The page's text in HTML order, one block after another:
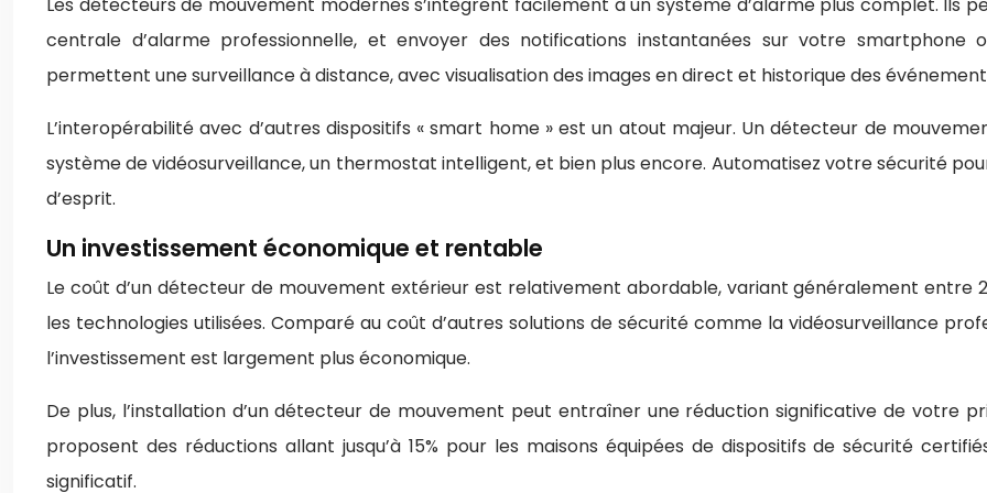
centrale d’alarme professionnelle, et envoyer des notifications instantanées sur votre smartphone
permettent une surveillance à distance, avec visualisation des images en direct et historique des
L’interopérabilité avec d’autres dispositifs « smart home » est un atout majeur. Un détecteur de
système de vidéosurveillance, un thermostat intelligent, et bien plus encore. Automatisez votre sécurité
d’esprit.
Un investissement économique et rentable
Le coût d’un détecteur de mouvement extérieur est relativement abordable, variant généralement
les technologies utilisées. Comparé au coût d’autres solutions de sécurité comme la vidéosurveillance
l’investissement est largement plus économique.
De plus, l’installation d’un détecteur de mouvement peut entraîner une réduction significative de votre
proposent des réductions allant jusqu’à 15% pour les maisons équipées de dispositifs de sécurité
significatif.